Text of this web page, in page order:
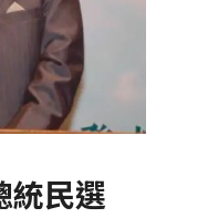
統民選